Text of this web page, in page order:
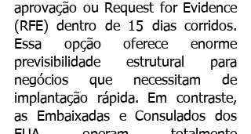
aprovação ou Request for Evidence
(RFE) dentro de 15 dias corridos.
Essa opção oferece enorme
previsibilidade estrutural para
negócios que necessitam de
implantação rápida. Em contraste,
as Embaixadas e Consulados dos